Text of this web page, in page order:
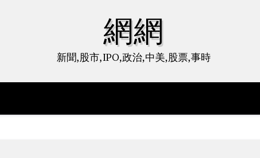
網網
新聞,股市,IPO,政治,中美,股票,事時